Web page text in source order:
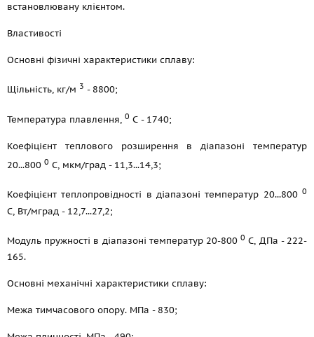
встановлювану клієнтом.
Властивості
Основні фізичні характеристики сплаву:
Щільність, кг/м 3 - 8800;
Температура плавлення, 0 С - 1740;
Коефіцієнт теплового розширення в діапазоні температур
20...800 0 С, мкм/град - 11,3...14,3;
Коефіцієнт теплопровідності в діапазоні температур 20...800 0
С, Вт/мград - 12,7...27,2;
Модуль пружності в діапазоні температур 20-8000 С, ДПа - 222-
165.
Основні механічні характеристики сплаву:
Межа тимчасового опору. МПа - 830;